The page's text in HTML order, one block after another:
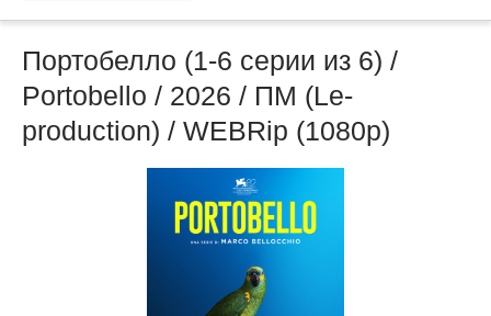
Портобелло (1-6 cерии из 6) /
Portobello / 2026 / ПМ (Le-
production) / WEBRip (1080р)